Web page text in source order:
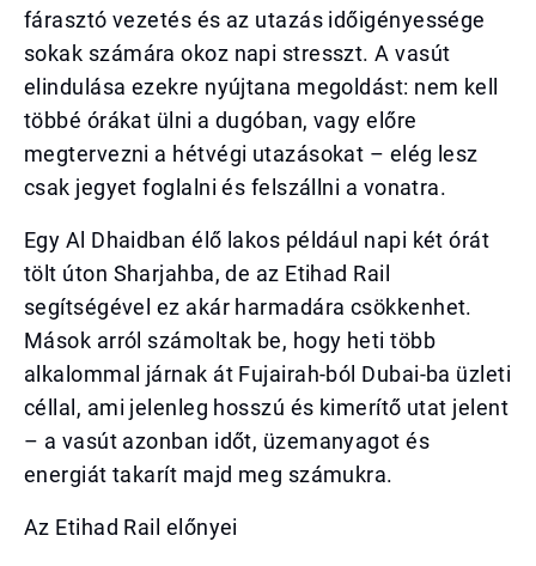
fárasztó vezetés és az utazás időigényessége
sokak számára okoz napi stresszt. A vasút
elindulása ezekre nyújtana megoldást: nem kell
többé órákat ülni a dugóban, vagy előre
megtervezni a hétvégi utazásokat – elég lesz
csak jegyet foglalni és felszállni a vonatra.
Egy Al Dhaidban élő lakos például napi két órát
tölt úton Sharjahba, de az Etihad Rail
segítségével ez akár harmadára csökkenhet.
Mások arról számoltak be, hogy heti több
alkalommal járnak át Fujairah-ból Dubai-ba üzleti
céllal, ami jelenleg hosszú és kimerítő utat jelent
– a vasút azonban időt, üzemanyagot és
energiát takarít majd meg számukra.
Az Etihad Rail előnyei